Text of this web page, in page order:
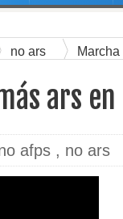
no ars
Marcha
ars
afps , no ars